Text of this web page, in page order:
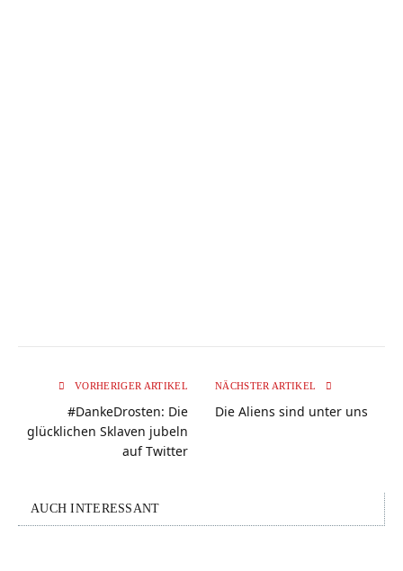
VORHERIGER ARTIKEL
#DankeDrosten: Die
glücklichen Sklaven jubeln
auf Twitter
NÄCHSTER ARTIKEL
Die Aliens sind unter uns
AUCH INTERESSANT